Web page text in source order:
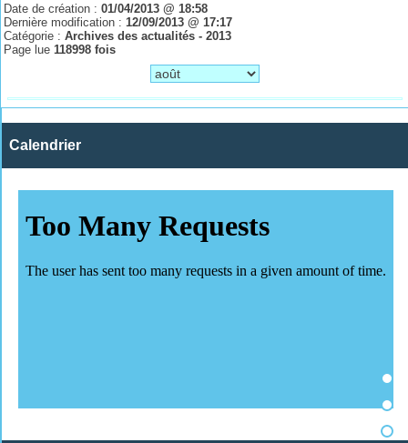
Date de création :01/04/2013 @ 18:58
Dernière modification : 12/09/2013 @ 17:17
Catégorie :Archives des actualités - 2013
Page lue 118998 fois
Calendrier